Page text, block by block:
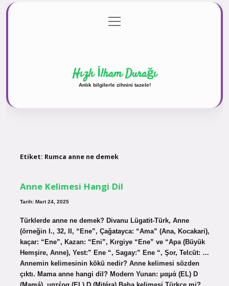
Gizlilik Politikası
menüyü
aç
Hızlı İlham Durağı
Anlık bilgilerle zihnini tazele!
Etiket: Rumca anne ne demek
Anne Kelimesi Hangi Dil
Tarih: Mart 24, 2025
Türklerde anne ne demek? Divanu Lügatit-Türk, Anne
(örneğin I., 32, II, “Ene”, Çağatayca: “Ama” (Ana, Kocakari),
kaçar: “Ene”, Kazan: “Eni”, Kırgiye “Ene” ve “Apa (Büyük
Hemşire, Anne), Yest:” Ene “, Sagay:” Ene “, Şor, Telcüt: …
Annemin kelimesinin kökü nedir? Anne kelimesi sözden
çıktı. Mama anne hangi dil? Modern Yunan: μαμά (EL) D